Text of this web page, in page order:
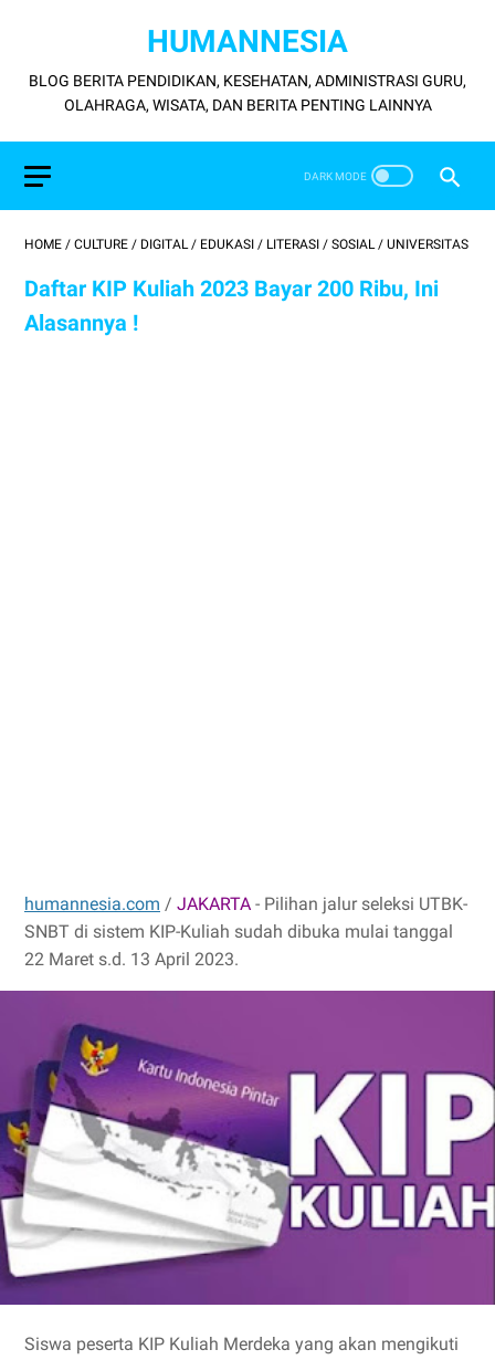
HUMANNESIA
BLOG BERITA PENDIDIKAN, KESEHATAN, ADMINISTRASI GURU,
OLAHRAGA, WISATA, DAN BERITA PENTING LAINNYA
HOME / CULTURE / DIGITAL / EDUKASI / LITERASI / SOSIAL / UNIVERSITAS
Daftar KIP Kuliah 2023 Bayar 200 Ribu, Ini
Alasannya !
humannesia.com / JAKARTA - Pilihan jalur seleksi UTBK-
SNBT di sistem KIP-Kuliah sudah dibuka mulai tanggal
22 Maret s.d. 13 April 2023.
Siswa peserta KIP Kuliah Merdeka yang akan mengikuti